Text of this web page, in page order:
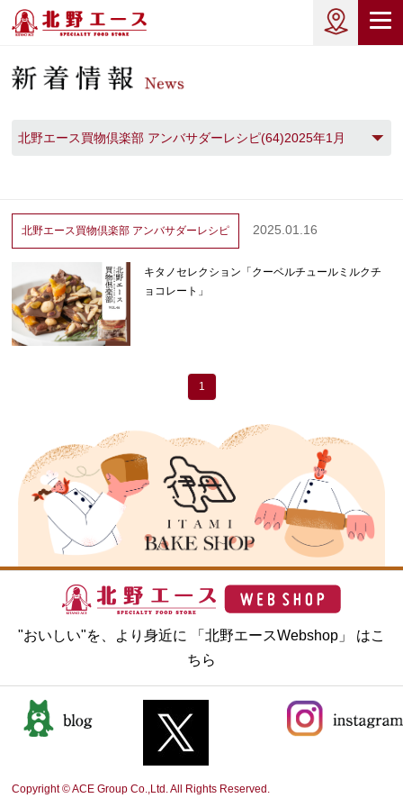
北野エース買物倶楽部 アンバサダーレシピ(64)2025年1月
北野エース買物倶楽部 アンバサダーレシピ 2025.01.16
キタノセレクション「クーベルチュールミルクチ
ョコレート」
1
"おいしい"を、より身近に 「北野エースWebshop」 はこ
ちら
Copyright © ACE Group Co.,Ltd. All Rights Reserved.